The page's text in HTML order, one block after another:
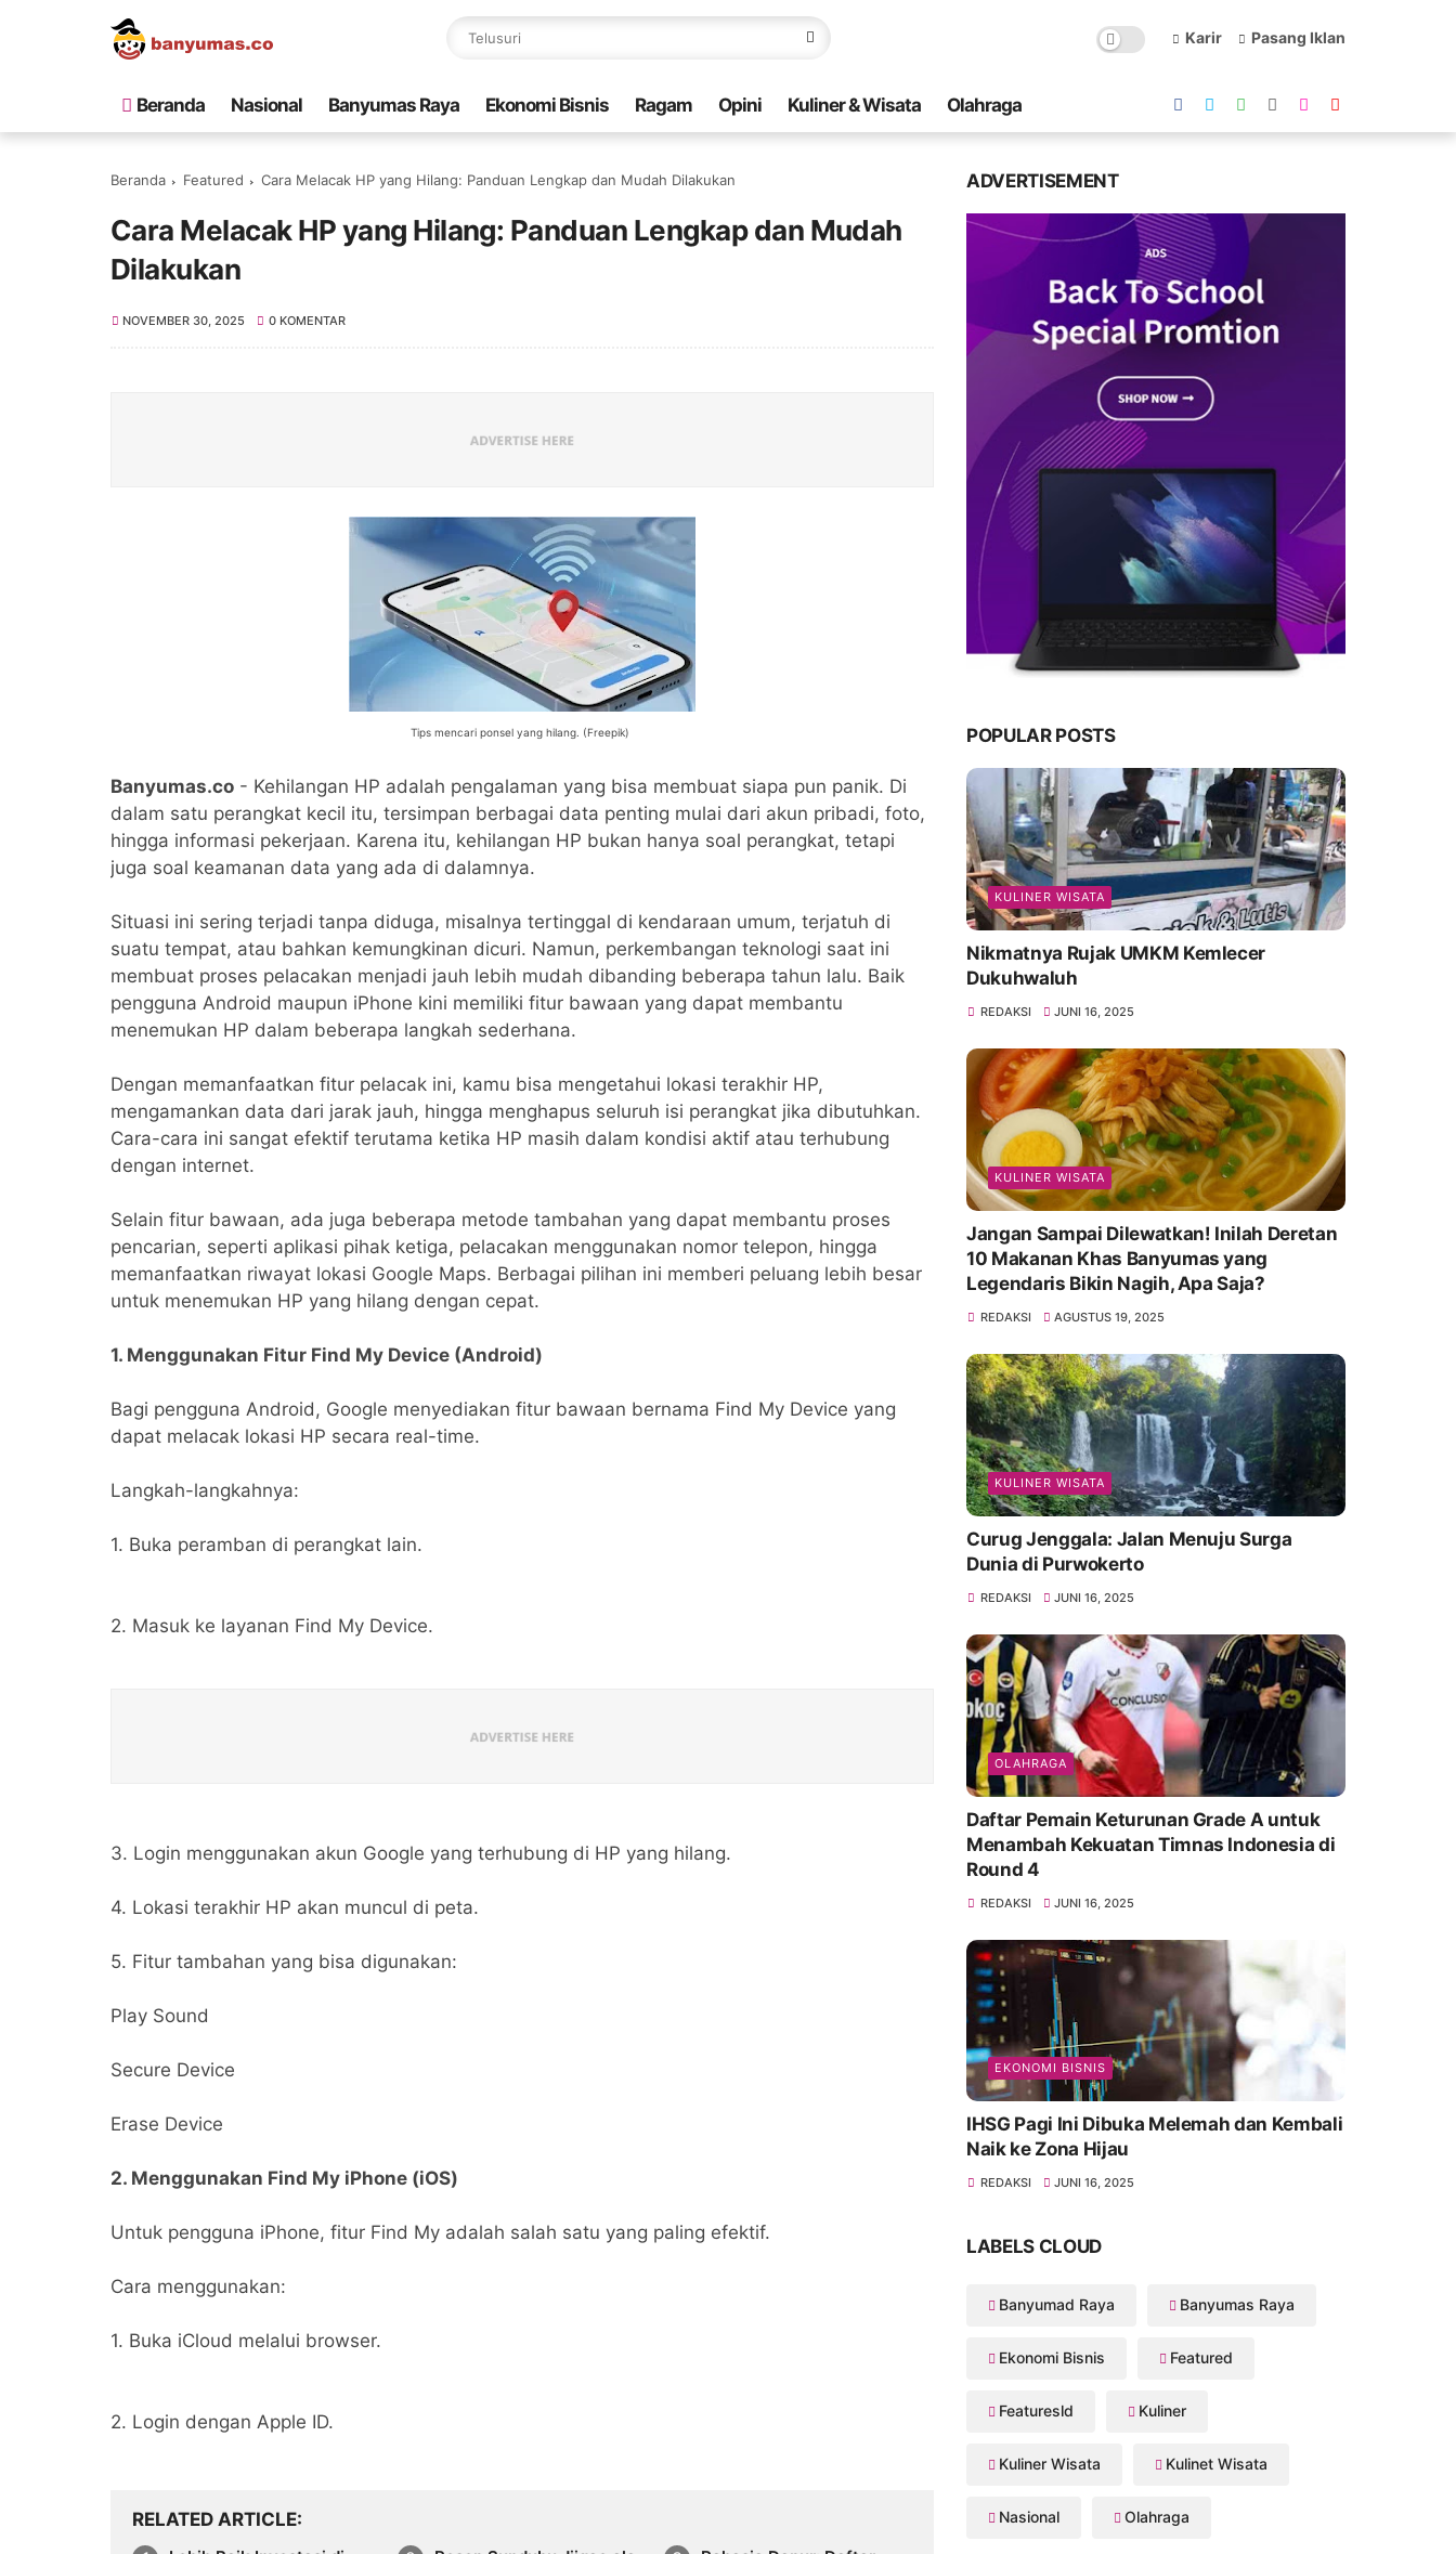
Karir Pasang Iklan
Beranda Nasional Banyumas Raya Ekonomi Bisnis Ragam Opini Kuliner & Wisata Olahraga
Beranda Featured Cara Melacak HP yang Hilang: Panduan Lengkap dan Mudah Dilakukan
Cara Melacak HP yang Hilang: Panduan Lengkap dan Mudah
Dilakukan
NOVEMBER 30, 2025 0 KOMENTAR
Tips mencari ponsel yang hilang. (Freepik)
Banyumas.co - Kehilangan HP adalah pengalaman yang bisa membuat siapa pun panik. Di
dalam satu perangkat kecil itu, tersimpan berbagai data penting mulai dari akun pribadi, foto,
hingga informasi pekerjaan. Karena itu, kehilangan HP bukan hanya soal perangkat, tetapi
juga soal keamanan data yang ada di dalamnya.
Situasi ini sering terjadi tanpa diduga, misalnya tertinggal di kendaraan umum, terjatuh di
suatu tempat, atau bahkan kemungkinan dicuri. Namun, perkembangan teknologi saat ini
membuat proses pelacakan menjadi jauh lebih mudah dibanding beberapa tahun lalu. Baik
pengguna Android maupun iPhone kini memiliki fitur bawaan yang dapat membantu
menemukan HP dalam beberapa langkah sederhana.
Dengan memanfaatkan fitur pelacak ini, kamu bisa mengetahui lokasi terakhir HP,
mengamankan data dari jarak jauh, hingga menghapus seluruh isi perangkat jika dibutuhkan.
Cara-cara ini sangat efektif terutama ketika HP masih dalam kondisi aktif atau terhubung
dengan internet.
Selain fitur bawaan, ada juga beberapa metode tambahan yang dapat membantu proses
pencarian, seperti aplikasi pihak ketiga, pelacakan menggunakan nomor telepon, hingga
memanfaatkan riwayat lokasi Google Maps. Berbagai pilihan ini memberi peluang lebih besar
untuk menemukan HP yang hilang dengan cepat.
1. Menggunakan Fitur Find My Device (Android)
Bagi pengguna Android, Google menyediakan fitur bawaan bernama Find My Device yang
dapat melacak lokasi HP secara real-time.
Langkah-langkahnya:
1. Buka peramban di perangkat lain.
2. Masuk ke layanan Find My Device.
3. Login menggunakan akun Google yang terhubung di HP yang hilang.
4. Lokasi terakhir HP akan muncul di peta.
5. Fitur tambahan yang bisa digunakan:
Play Sound
Secure Device
Erase Device
2. Menggunakan Find My iPhone (iOS)
Untuk pengguna iPhone, fitur Find My adalah salah satu yang paling efektif.
Cara menggunakan:
1. Buka iCloud melalui browser.
2. Login dengan Apple ID.
RELATED ARTICLE
ADVERTISEMENT
POPULAR POSTS
KULINER WISATA
Nikmatnya Rujak UMKM Kemlecer
Dukuhwaluh
REDAKSI JUNI 16, 2025
KULINER WISATA
Jangan Sampai Dilewatkan! Inilah Deretan
10 Makanan Khas Banyumas yang
Legendaris Bikin Nagih, Apa Saja?
REDAKSI AGUSTUS 19, 2025
KULINER WISATA
Curug Jenggala: Jalan Menuju Surga
Dunia di Purwokerto
REDAKSI JUNI 16, 2025
OLAHRAGA
Daftar Pemain Keturunan Grade A untuk
Menambah Kekuatan Timnas Indonesia di
Round 4
REDAKSI JUNI 16, 2025
EKONOMI BISNIS
IHSG Pagi Ini Dibuka Melemah dan Kembali
Naik ke Zona Hijau
REDAKSI JUNI 16, 2025
LABELS CLOUD
Banyumad Raya Banyumas Raya
Ekonomi Bisnis Featured
Featuresld Kuliner
Kuliner Wisata Kulinet Wisata
Nasional Olahraga